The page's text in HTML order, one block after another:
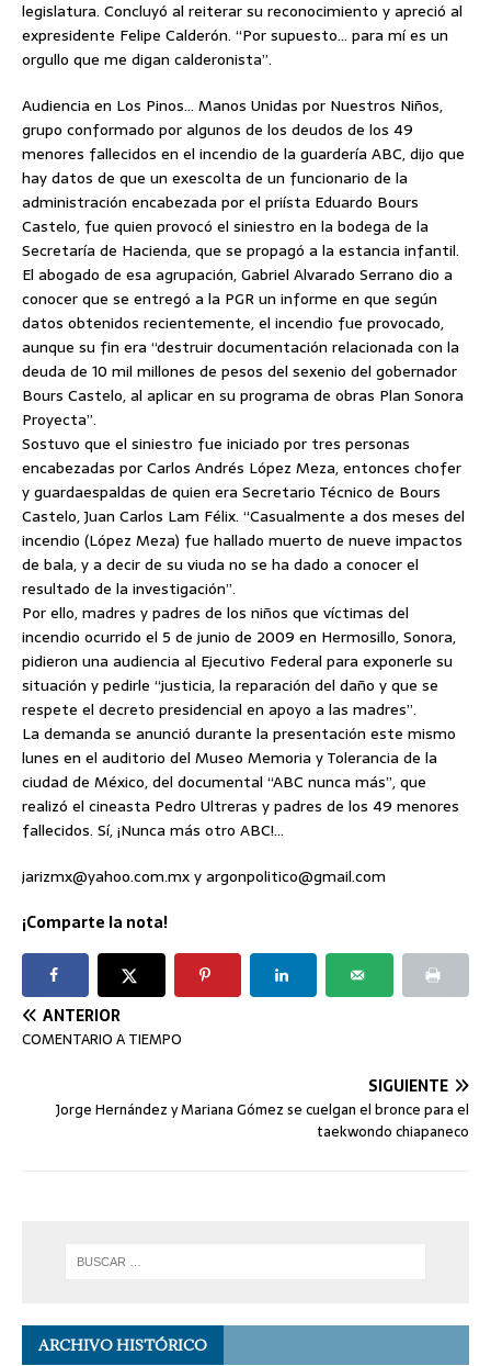
legislatura. Concluyó al reiterar su reconocimiento y apreció al
expresidente Felipe Calderón. “Por supuesto… para mí es un
orgullo que me digan calderonista”.
Audiencia en Los Pinos… Manos Unidas por Nuestros Niños,
grupo conformado por algunos de los deudos de los 49
menores fallecidos en el incendio de la guardería ABC, dijo que
hay datos de que un exescolta de un funcionario de la
administración encabezada por el priísta Eduardo Bours
Castelo, fue quien provocó el siniestro en la bodega de la
Secretaría de Hacienda, que se propagó a la estancia infantil.
El abogado de esa agrupación, Gabriel Alvarado Serrano dio a
conocer que se entregó a la PGR un informe en que según
datos obtenidos recientemente, el incendio fue provocado,
aunque su fin era “destruir documentación relacionada con la
deuda de 10 mil millones de pesos del sexenio del gobernador
Bours Castelo, al aplicar en su programa de obras Plan Sonora
Proyecta”.
Sostuvo que el siniestro fue iniciado por tres personas
encabezadas por Carlos Andrés López Meza, entonces chofer
y guardaespaldas de quien era Secretario Técnico de Bours
Castelo, Juan Carlos Lam Félix. “Casualmente a dos meses del
incendio (López Meza) fue hallado muerto de nueve impactos
de bala, y a decir de su viuda no se ha dado a conocer el
resultado de la investigación”.
Por ello, madres y padres de los niños que víctimas del
incendio ocurrido el 5 de junio de 2009 en Hermosillo, Sonora,
pidieron una audiencia al Ejecutivo Federal para exponerle su
situación y pedirle “justicia, la reparación del daño y que se
respete el decreto presidencial en apoyo a las madres”.
La demanda se anunció durante la presentación este mismo
lunes en el auditorio del Museo Memoria y Tolerancia de la
ciudad de México, del documental “ABC nunca más”, que
realizó el cineasta Pedro Ultreras y padres de los 49 menores
fallecidos. Sí, ¡Nunca más otro ABC!…
jarizmx@yahoo.com.mx y argonpolitico@gmail.com
¡Comparte la nota!
ANTERIOR
COMENTARIO A TIEMPO
SIGUIENTE
Jorge Hernández y Mariana Gómez se cuelgan el bronce para el
taekwondo chiapaneco
ARCHIVO HISTÓRICO